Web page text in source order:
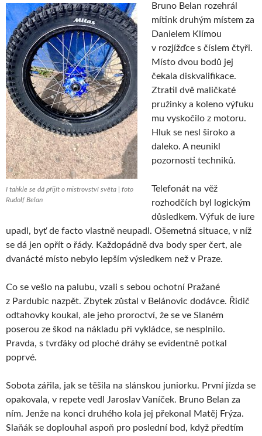
I tahkle se dá přijít o mistrovství světa | foto
Rudolf Belan
Bruno Belan rozehrál
mítink druhým místem za
Danielem Klímou
v rozjížďce s číslem čtyři.
Místo dvou bodů jej
čekala diskvalifikace.
Ztratil dvě maličkaté
pružinky a koleno výfuku
mu vyskočilo z motoru.
Hluk se nesl široko a
daleko. A neunikl
pozornosti techniků.
Telefonát na věž
rozhodčích byl logickým
důsledkem. Výfuk de iure
upadl, byť de facto vlastně neupadl. Ošemetná situace, v níž
se dá jen opřít o řády. Každopádně dva body sper čert, ale
dvanácté místo nebylo lepším výsledkem než v Praze.
Co se vešlo na palubu, vzali s sebou ochotní Pražané
z Pardubic nazpět. Zbytek zůstal v Belánovic dodávce. Řidič
odtahovky koukal, ale jeho proroctví, že se ve Slaném
poserou ze škod na nákladu při vykládce, se nesplnilo.
Pravda, s tvrďáky od ploché dráhy se evidentně potkal
poprvé.
Sobota zářila, jak se těšila na slánskou juniorku. První jízda se
opakovala, v repete vedl Jaroslav Vaníček. Bruno Belan za
ním. Jenže na konci druhého kola jej překonal Matěj Frýza.
Slaňák se doplouhal aspoň pro poslední bod, když předtím